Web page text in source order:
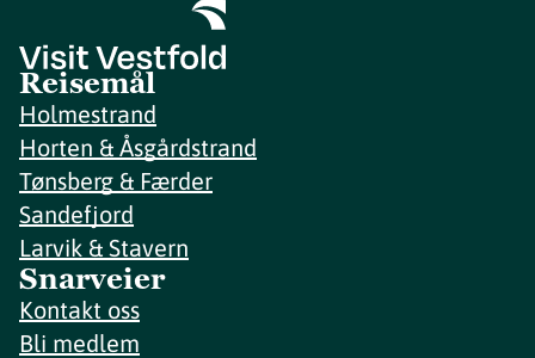
Reisemål
Holmestrand
Horten & Åsgårdstrand
Tønsberg & Færder
Sandefjord
Larvik & Stavern
Snarveier
Kontakt oss
Bli medlem